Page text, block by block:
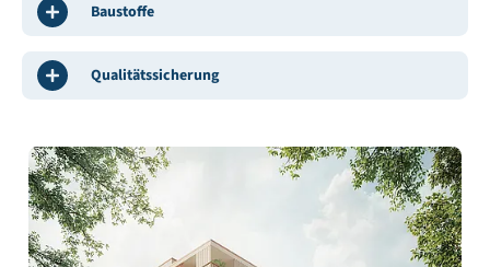
Baustoffe
Qualitätssicherung